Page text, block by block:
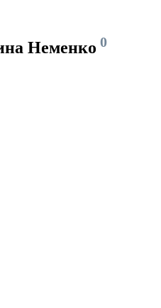
Неменко 0